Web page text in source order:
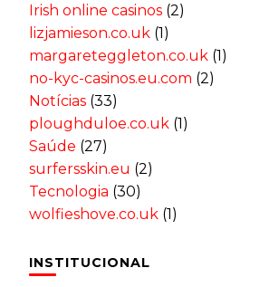
Irish online casinos (2)
lizjamieson.co.uk (1)
margareteggleton.co.uk (1)
no-kyc-casinos.eu.com (2)
Notícias (33)
ploughduloe.co.uk (1)
Saúde (27)
surfersskin.eu (2)
Tecnologia (30)
wolfieshove.co.uk (1)
INSTITUCIONAL